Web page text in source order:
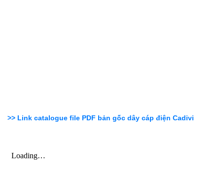
>> Link catalogue file PDF bản gốc dây cáp điện Cadivi